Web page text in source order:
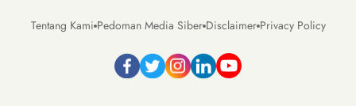
Tentang Kami Pedoman Media Siber Disclaimer Privacy Policy